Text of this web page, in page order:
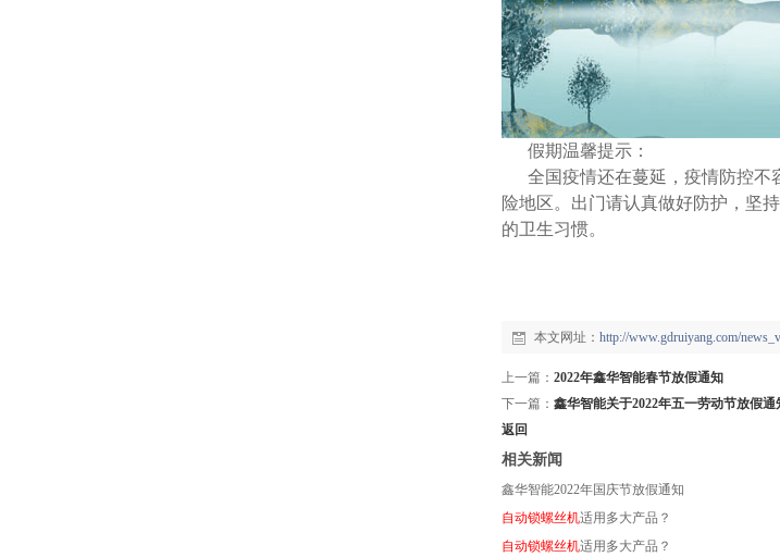
假期温馨提示：
全国疫情还在蔓延，疫情防控不
险地区。出门请认真做好防护，坚
的卫生习惯。
本文网址： http://www.gdruiyang.com/
上一篇： 2022年鑫华智能春节放假通知
下一篇： 鑫华智能关于2022年五一劳动节放假通
返回
相关新闻
鑫华智能2022年国庆节放假通知
自动锁螺丝机适用多大产品？
自动锁螺丝机适用多大产品？